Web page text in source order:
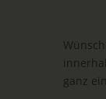
ganz